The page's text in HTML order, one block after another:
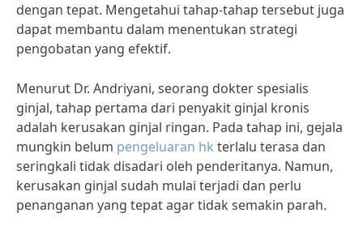
dengan tepat. Mengetahui tahap-tahap tersebut juga
dapat membantu dalam menentukan strategi
pengobatan yang efektif.
Menurut Dr. Andriyani, seorang dokter spesialis
ginjal, tahap pertama dari penyakit ginjal kronis
adalah kerusakan ginjal ringan. Pada tahap ini, gejala
mungkin belum pengeluaran hk terlalu terasa dan
seringkali tidak disadari oleh penderitanya. Namun,
kerusakan ginjal sudah mulai terjadi dan perlu
penanganan yang tepat agar tidak semakin parah.